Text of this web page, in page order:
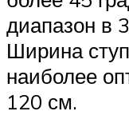
диапазон в
Ширина
наиболее
120 см.